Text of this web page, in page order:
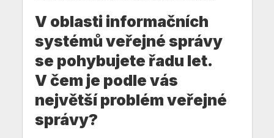
V oblasti informačních
systémů veřejné správy
se pohybujete řadu let.
V čem je podle vás
největší problém veřejné
správy?